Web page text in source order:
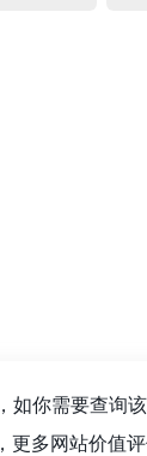
你需要查询
多网站价值